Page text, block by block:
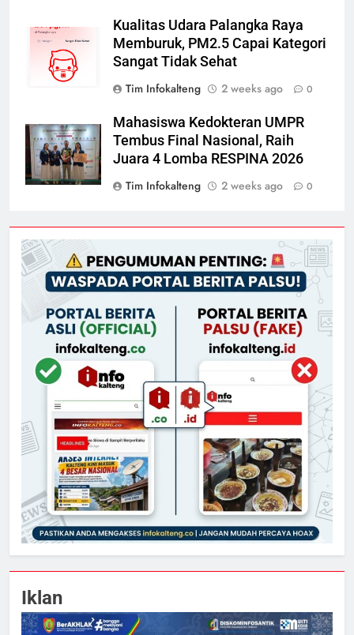
Kualitas Udara Palangka Raya
Memburuk, PM2.5 Capai Kategori
Sangat Tidak Sehat
Tim Infokalteng
2 weeks ago 0
Mahasiswa Kedokteran UMPR
Tembus Final Nasional, Raih
Juara 4 Lomba RESPINA 2026
Tim Infokalteng
2 weeks ago 0
Iklan